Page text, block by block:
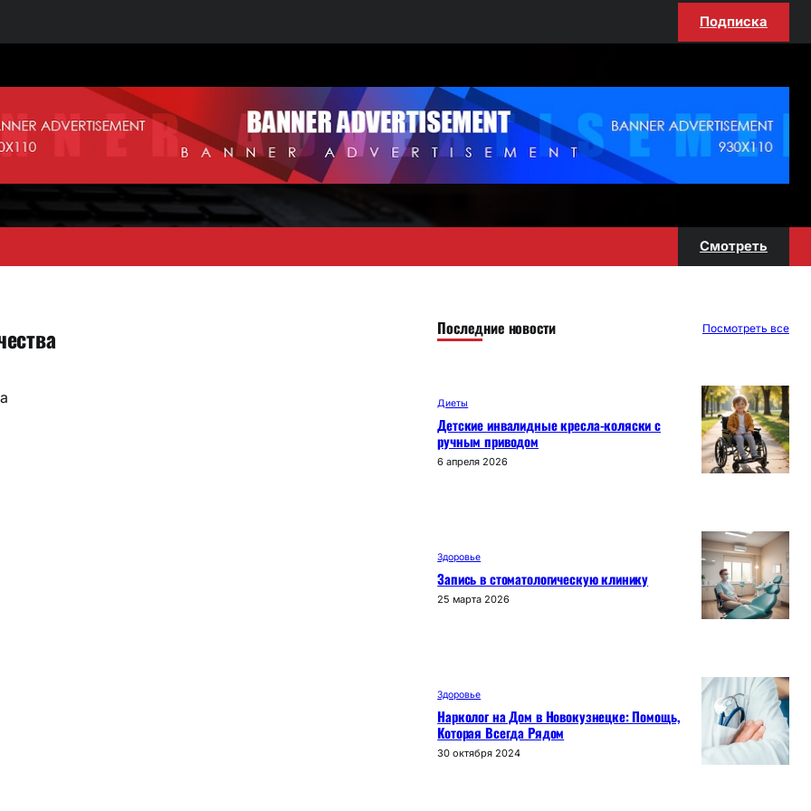
Подписка
Смотреть
Последние новости Посмотреть все
Диеты
Детские инвалидные кресла-коляски с
ручным приводом
6 апреля 2026
Здоровье
Запись в стоматологическую клинику
25 марта 2026
Здоровье
Нарколог на Дом в Новокузнецке: Помощь,
Которая Всегда Рядом
30 октября 2024